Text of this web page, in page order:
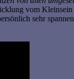
vom
sehr